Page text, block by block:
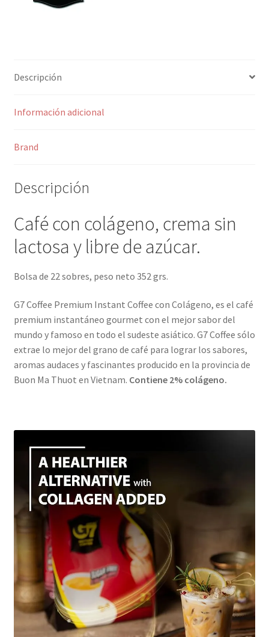
Descripción
Información adicional
Brand
Descripción
Café con colágeno, crema sin
lactosa y libre de azúcar.
Bolsa de 22 sobres, peso neto 352 grs.
G7 Coffee Premium Instant Coffee con Colágeno, es el café
premium instantáneo gourmet con el mejor sabor del
mundo y famoso en todo el sudeste asiático. G7 Coffee sólo
extrae lo mejor del grano de café para lograr los sabores,
aromas audaces y fascinantes producido en la provincia de
Buon Ma Thuot en Vietnam. Contiene 2% colágeno.